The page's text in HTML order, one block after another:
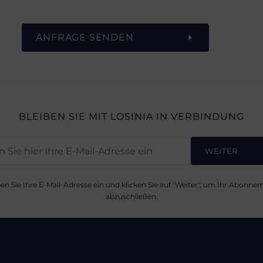
ANFRAGE SENDEN
BLEIBEN SIE MIT LOSINIA IN VERBINDUNG
WEITER
Sie Ihre E-Mail-Adresse ein und klicken Sie auf "Weiter", um Ihr
abzuschließen.